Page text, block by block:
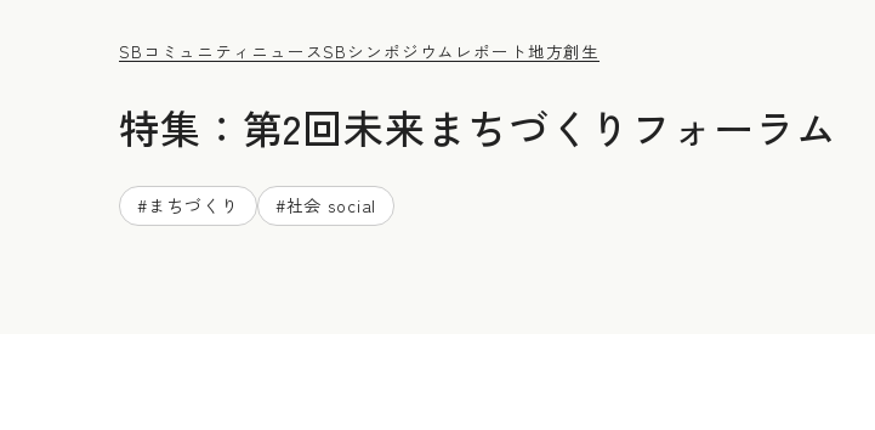
SBコミュニティニュースSBシンポジウムレポート地方創生
特集：第2回未来まちづくりフォーラム
# まちづくり #社会 social